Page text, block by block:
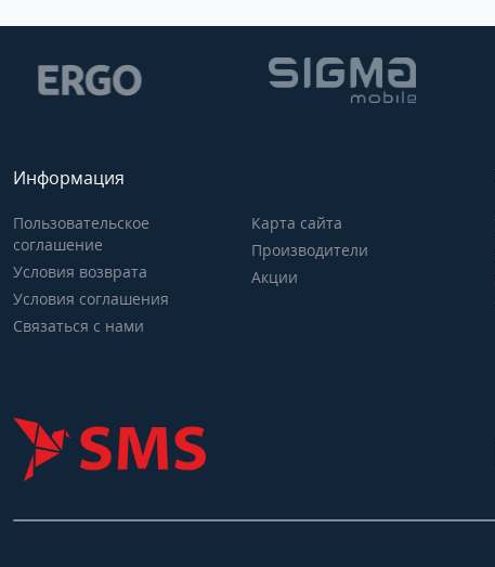
Информация
Пользовательское
соглашение
Условия возврата
Условия соглашения
Связаться с нами
Карта сайта
Производители
Акции